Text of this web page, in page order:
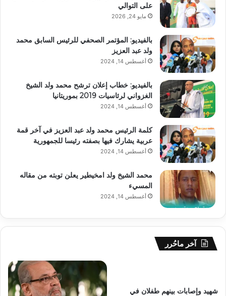
على التوالي
مايو 24, 2026
بالفيديو: المؤتمر الصحفي للرئيس السابق محمد
ولد عبد العزيز
أغسطس 14, 2024
بالفيديو: خطاب إعلان ترشح محمد ولد الشيخ
الغزواني لرئاسيات 2019 بموريتانيا
أغسطس 14, 2024
كلمة الرئيس محمد ولد عبد العزيز في آخر قمة
عربية يشارك فيها بصفته رئيسا للجمهورية
أغسطس 14, 2024
محمد الشيخ ولد امخيطير يعلن توبته من مقاله
المسيء
أغسطس 14, 2024
آخر ماحُرر
شهيد وإصابات بينهم طفلان في